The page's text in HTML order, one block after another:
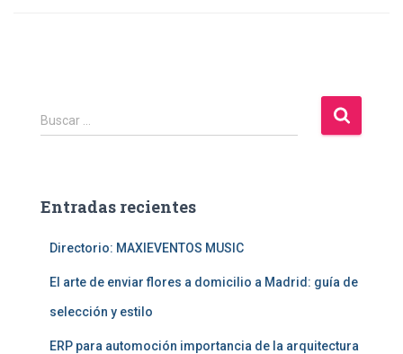
B
u
r
Buscar …
Entradas recientes
Directorio: MAXIEVENTOS MUSIC
El arte de enviar flores a domicilio a Madrid: guía de
selección y estilo
ERP para automoción importancia de la arquitectura